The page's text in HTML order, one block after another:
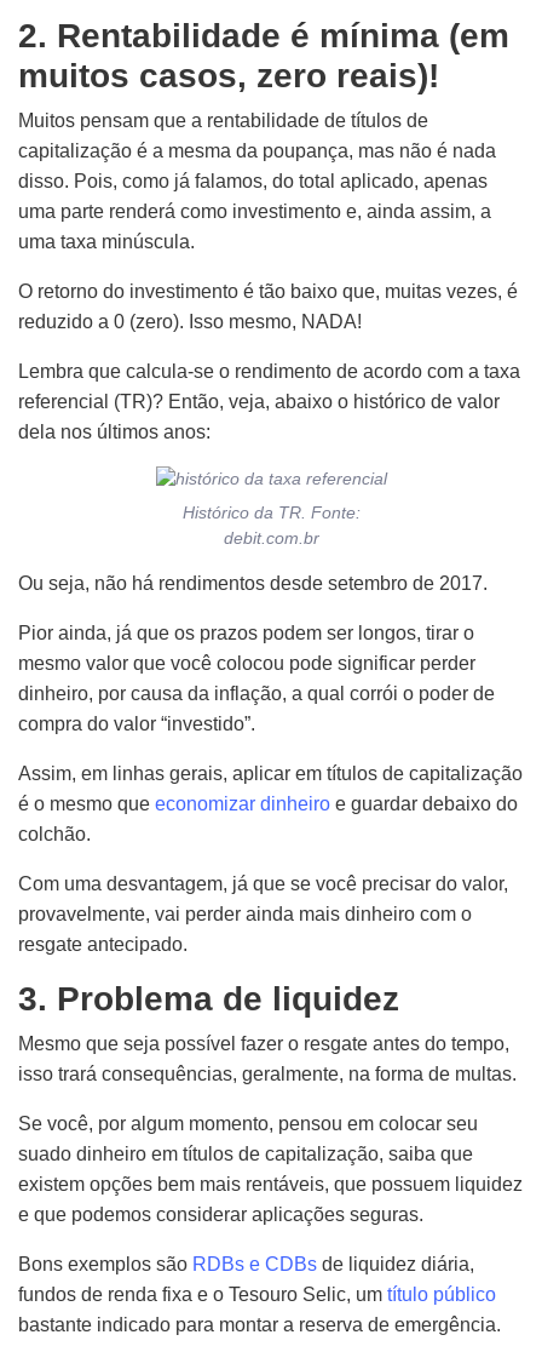
2. Rentabilidade é mínima (em
muitos casos, zero reais)!
Muitos pensam que a rentabilidade de títulos de
capitalização é a mesma da poupança, mas não é nada
disso. Pois, como já falamos, do total aplicado, apenas
uma parte renderá como investimento e, ainda assim, a
uma taxa minúscula.
O retorno do investimento é tão baixo que, muitas vezes, é
reduzido a 0 (zero). Isso mesmo, NADA!
Lembra que calcula-se o rendimento de acordo com a taxa
referencial (TR)? Então, veja, abaixo o histórico de valor
dela nos últimos anos:
Histórico da TR. Fonte:
debit.com.br
Ou seja, não há rendimentos desde setembro de 2017.
Pior ainda, já que os prazos podem ser longos, tirar o
mesmo valor que você colocou pode significar perder
dinheiro, por causa da inflação, a qual corrói o poder de
compra do valor “investido”.
Assim, em linhas gerais, aplicar em títulos de capitalização
é o mesmo que economizar dinheiro e guardar debaixo do
colchão.
Com uma desvantagem, já que se você precisar do valor,
provavelmente, vai perder ainda mais dinheiro com o
resgate antecipado.
3. Problema de liquidez
Mesmo que seja possível fazer o resgate antes do tempo,
isso trará consequências, geralmente, na forma de multas.
Se você, por algum momento, pensou em colocar seu
suado dinheiro em títulos de capitalização, saiba que
existem opções bem mais rentáveis, que possuem liquidez
e que podemos considerar aplicações seguras.
Bons exemplos são RDBs e CDBs de liquidez diária,
fundos de renda fixa e o Tesouro Selic, um título público
bastante indicado para montar a reserva de emergência.